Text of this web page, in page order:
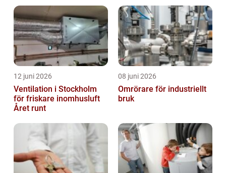
12 juni 2026
Ventilation i Stockholm
för friskare inomhusluft
Året runt
08 juni 2026
Omrörare för industriellt
bruk